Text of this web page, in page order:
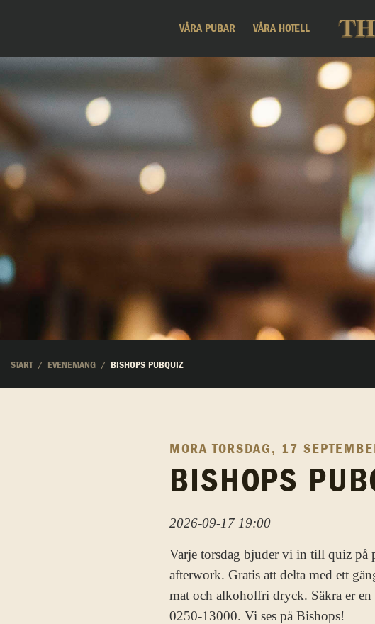
VÅRA PUBAR VÅRA HOTELL
START EVENEMANG BISHOPS PUBQUIZ
MORA TORSDAG, 17
BISHOPS
2026-09-17 19:00
Varje torsdag bjuder vi in till quiz på
afterwork. Gratis att delta med ett
mat och alkoholfri dryck. Säkra er
0250-13000. Vi ses på Bishops!